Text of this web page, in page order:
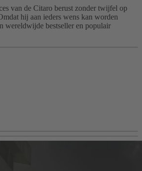
van de Citaro berust zonder twijfel op
hij aan ieders wens kan worden
wereldwijde bestseller en populair